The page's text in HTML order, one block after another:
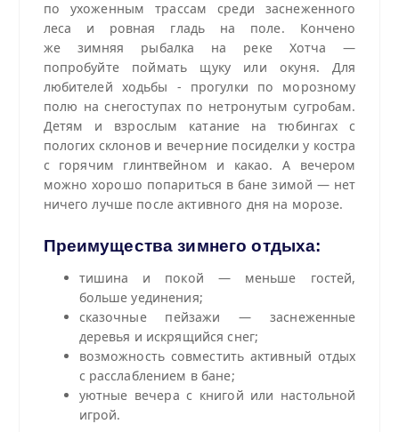
по ухоженным трассам среди заснеженного
леса и ровная гладь на поле. Кончено
же зимняя рыбалка на реке Хотча —
попробуйте поймать щуку или окуня. Для
любителей ходьбы - прогулки по морозному
полю на снегоступах по нетронутым сугробам.
Детям и взрослым катание на тюбингах с
пологих склонов и вечерние посиделки у костра
с горячим глинтвейном и какао. А вечером
можно хорошо попариться в бане зимой — нет
ничего лучше после активного дня на морозе.
Преимущества зимнего отдыха:
тишина и покой — меньше гостей,
больше уединения;
сказочные пейзажи — заснеженные
деревья и искрящийся снег;
возможность совместить активный отдых
с расслаблением в бане;
уютные вечера с книгой или настольной
игрой.